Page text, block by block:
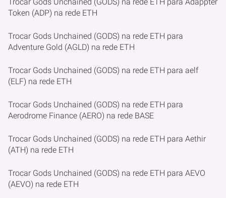
Token (ADP) na rede ETH
Trocar Gods Unchained (GODS) na rede ETH para
Adventure Gold (AGLD) na rede ETH
Trocar Gods Unchained (GODS) na rede ETH para aelf
(ELF) na rede ETH
Trocar Gods Unchained (GODS) na rede ETH para
Aerodrome Finance (AERO) na rede BASE
Trocar Gods Unchained (GODS) na rede ETH para Aethir
(ATH) na rede ETH
Trocar Gods Unchained (GODS) na rede ETH para AEVO
(AEVO) na rede ETH